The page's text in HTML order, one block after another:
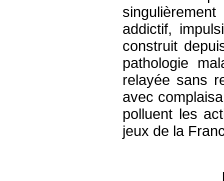
addictif,
construit
pathologie
relayée sans
avec
polluent les
jeux de la